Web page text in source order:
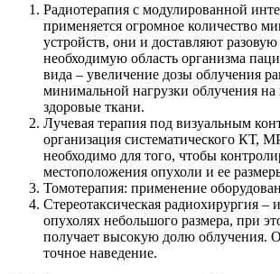
Радиотерапия с модулированной
применяется огромное количество
устройств, они и доставляют
необходимую область организма
вида – увеличение дозы облучения
минимальной нагрузки облучения
здоровые ткани.
Лучевая терапия под визуальным
организация систематического КТ,
необходимо для того, чтобы
местоположения опухоли и ее
Томотерапия: применение
Стереотаксическая радиохирургия –
опухолях небольшого размера, при
получает высокую долю облучения.
точное наведение.